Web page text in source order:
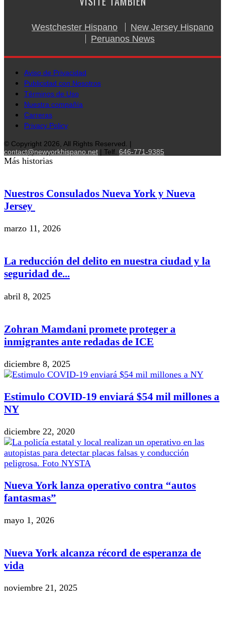
Westchester Hispano
New Jersey Hispano
Peruanos News
Aviso de Privacidad
Publicidad con Nosotros
Términos de Uso
Nuestra compañía
Carreras
Privacy Policy
© Copyright 2026, All Rights Reserved. |
contact@newyorkhispano.net | Telf. 646-771-9385
Más historias
Nuestros Consulados Nueva York y Nueva
Jersey
marzo 11, 2026
La reducción del delito en nuestra ciudad y la
seguridad de...
abril 8, 2025
Zohran Mamdani promete proteger a
inmigrantes ante redadas de ICE
diciembre 8, 2025
Estimulo COVID-19 enviará $54 mil millones a
NY
diciembre 22, 2020
Nueva York lanza operativo contra “autos
fantasmas”
mayo 1, 2026
Nueva York alcanza récord de esperanza de
vida
noviembre 21, 2025